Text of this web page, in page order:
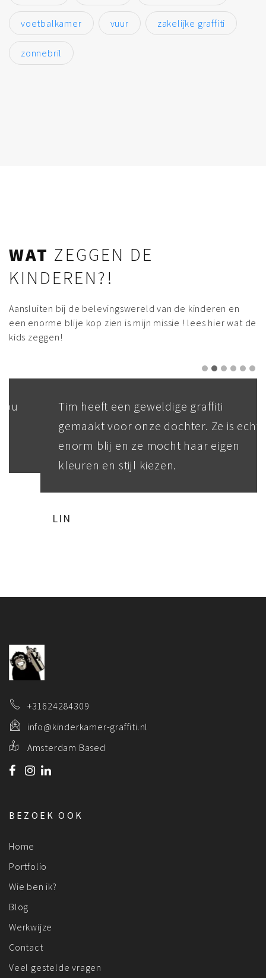
voetbalkamer vuur zakelijke graffiti
zonnebril
WAT ZEGGEN DE
KINDEREN?!
Aansluiten bij de belevingswereld van de kinderen en
een enorme blije kop zien is mijn missie ! lees hier wat de
kids zeggen!
Tim heeft een geweldige graffiti
gemaakt voor onze dochter. Ze is echt
enorm blij en ze mocht haar eigen
kleuren en stijl kiezen.
+31624284309
info@kinderkamer-graffiti.nl
Amsterdam Based
BEZOEK OOK
Home
Portfolio
Wie ben ik?
Blog
Werkwijze
Contact
Veel gestelde vragen